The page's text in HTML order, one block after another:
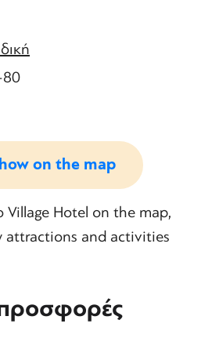
on the map
Village Hotel on the map,
attractions and activities
προσφορές